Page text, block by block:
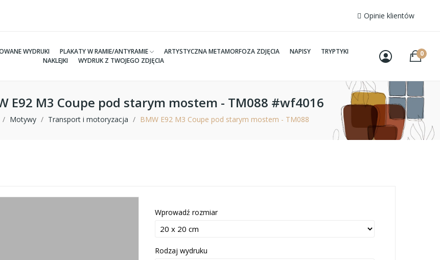
Opinie klientów
WYDRUKI PLAKATY W RAMIE/ANTYRAMIE ARTYSTYCZNA METAMORFOZA ZDJĘCIA NAPISY
TRYPTYKI
NAKLEJKI
WYDRUK Z TWOJEGO ZDJĘCIA
0
E92 M3 Coupe pod starym mostem - TM088 #wf4016
Motywy Transport i motoryzacja BMW E92 M3 Coupe pod starym mostem - TM088
Wprowadź rozmiar
Rodzaj wydruku